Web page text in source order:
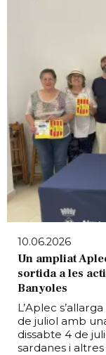
10.06.2026
Un ampliat
sortida a les
Banyoles
L’Aplec
de juliol amb
dissabte 4 de
sardanes i